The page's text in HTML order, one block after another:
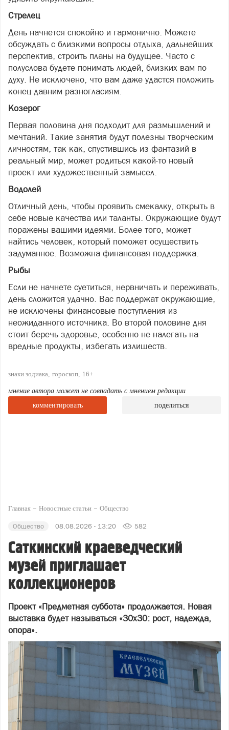
Стрелец
День начнется спокойно и гармонично. Можете
обсуждать с близкими вопросы отдыха, дальнейших
перспектив, строить планы на будущее. Часто с
полуслова будете понимать людей, близких вам по
духу. Не исключено, что вам даже удастся положить
конец давним разногласиям.
Козерог
Первая половина дня подходит для размышлений и
мечтаний. Такие занятия будут полезны творческим
личностям, так как, спустившись из фантазий в
реальный мир, может родиться какой-то новый
проект или художественный замысел.
Водолей
Отличный день, чтобы проявить смекалку, открыть в
себе новые качества или таланты. Окружающие будут
поражены вашими идеями. Более того, может
найтись человек, который поможет осуществить
задуманное. Возможна финансовая поддержка.
Рыбы
Если не начнете суетиться, нервничать и переживать,
день сложится удачно. Вас поддержат окружающие,
не исключены финансовые поступления из
неожиданного источника. Во второй половине дня
стоит беречь здоровье, особенно не налегать на
вредные продукты, избегать излишеств.
знаки зодиака гороскоп 16+
мнение автора может не совпадать с мнением редакции
комментировать
поделиться
Главная Новостные статьи Общество
Общество 08.08.2026 - 13:20 582
Саткинский краеведческий
музей приглашает
коллекционеров
Проект «Предметная суббота» продолжается. Новая
выставка будет называться «30х30: рост, надежда,
опора».